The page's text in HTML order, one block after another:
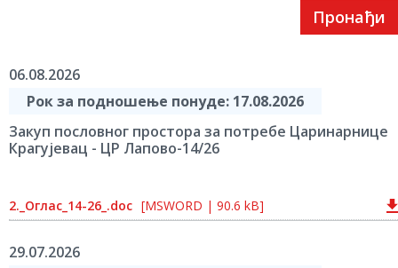
Пронађи
06.08.2026
Рок за подношење понуде: 17.08.2026
Закуп пословног простора за потребе Царинарнице
Крагујевац - ЦР Лапово-14/26
2._Оглас_14-26_.doc [MSWORD | 90.6 kB]
29.07.2026